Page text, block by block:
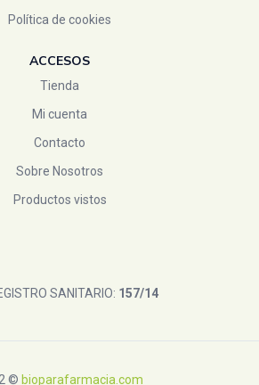
Política de cookies
ACCESOS
Tienda
Mi cuenta
Contacto
Sobre Nosotros
Productos vistos
SANITARIO: 157/14
© bioparafarmacia.com